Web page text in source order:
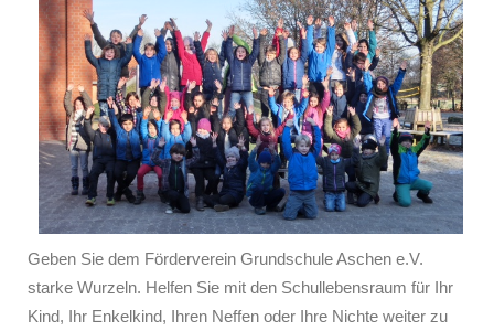
Geben Sie dem Förderverein Grundschule Aschen e.V.
starke Wurzeln. Helfen Sie mit den Schullebensraum für Ihr
Kind, Ihr Enkelkind, Ihren Neffen oder Ihre Nichte weiter zu